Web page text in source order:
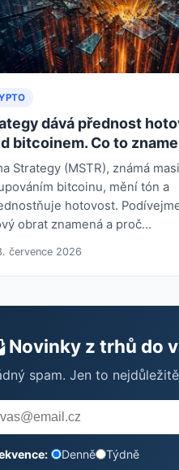
dává přednost
bitcoinem. Co to
Strategy (MSTR), známá
bitcoinu, mění tón a
hotovost.
obrat znamená a proč…
července 2026
Novinky z trhů do
spam. Jen to
Denně
Týdně